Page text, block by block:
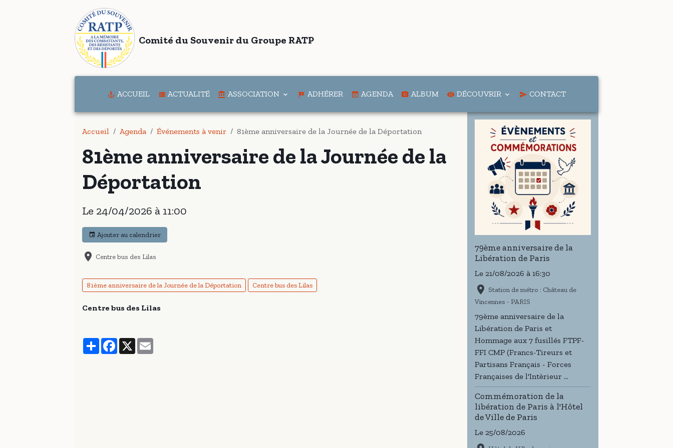
Comité du Souvenir du Groupe RATP
ACCUEIL ACTUALITÉ ASSOCIATION ADHÉRER AGENDA ALBUM DÉCOUVRIR CONTACT
Accueil Agenda Événements à venir 81ème anniversaire de la Journée de la Déportation
81ème anniversaire de la Journée de la
Déportation
Le 24/04/2026 à 11:00
Ajouter au calendrier
Centre bus des Lilas
81ème anniversaire de la Journée de la Déportation Centre bus des Lilas
Centre bus des Lilas
PartagerFacebook
X
79ème anniversaire de la
Libération de Paris
Le 21/08/2026 à 16:30
Station de métro : Château de
Vincennes - PARIS
79ème anniversaire de la
Libération de Paris et
Hommage aux 7 fusillés FTPF-
FFI CMP (Francs-Tireurs et
Partisans Français - Forces
Françaises de l'Intèrieur ...
Commémoration de la
libération de Paris à l'Hôtel
de Ville de Paris
Le 25/08/2026